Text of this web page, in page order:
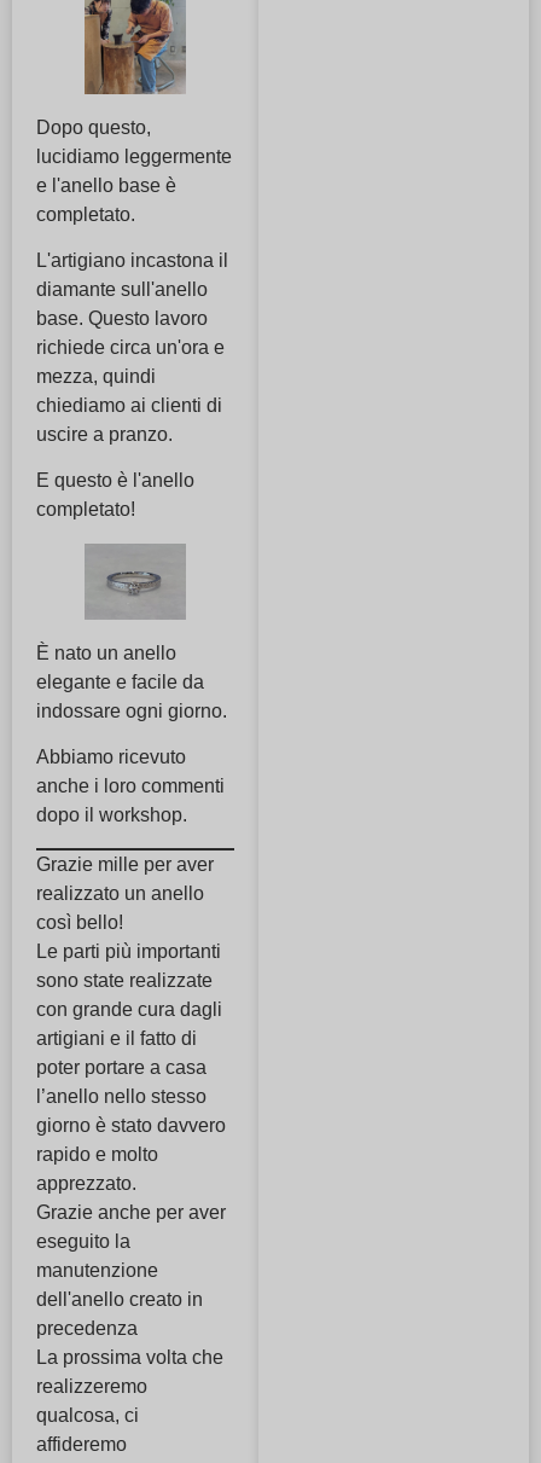
Dopo questo,
lucidiamo leggermente
e l'anello base è
completato.
L'artigiano incastona il
diamante sull'anello
base. Questo lavoro
richiede circa un'ora e
mezza, quindi
chiediamo ai clienti di
uscire a pranzo.
E questo è l'anello
completato!
È nato un anello
elegante e facile da
indossare ogni giorno.
Abbiamo ricevuto
anche i loro commenti
dopo il workshop.
Grazie mille per aver
realizzato un anello
così bello!
Le parti più importanti
sono state realizzate
con grande cura dagli
artigiani e il fatto di
poter portare a casa
l’anello nello stesso
giorno è stato davvero
rapido e molto
apprezzato.
Grazie anche per aver
eseguito la
manutenzione
dell'anello creato in
precedenza
La prossima volta che
realizzeremo
qualcosa, ci
affideremo